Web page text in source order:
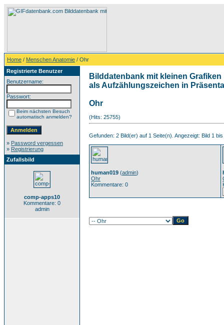
Home / Menschen Anatomie / Ohr
Registrierte Benutzer
Benutzername:
Passwort:
Beim nächsten Besuch
automatisch anmelden?
» Password vergessen
» Registrierung
Zufallsbild
comp-apps10
Kommentare: 0
admin
Bilddatenbank mit kleinen
als Aufzählungszeichen in
Ohr
(Hits: 25755)
Gefunden: 2 Bild(er) auf 1 Seite(n). Angezeigt: Bild 1 bis
human019 (admin)
Ohr
Kommentare: 0